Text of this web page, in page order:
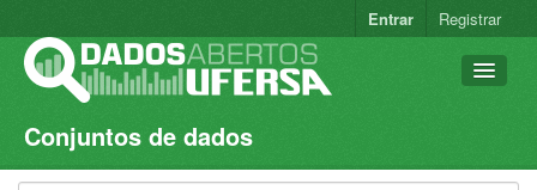
Entrar Registrar
Conjuntos de dados
Organizações
Conjuntos de dados